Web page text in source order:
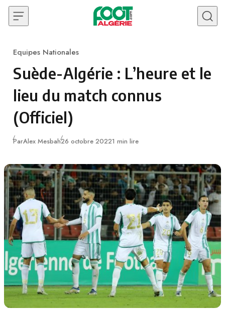
Skip to content
Category
Equipes Nationales
Suède-Algérie : L’heure et le
lieu du match connus
(Officiel)
ParAlex MesbahPublié
26 octobre 20221 min lire